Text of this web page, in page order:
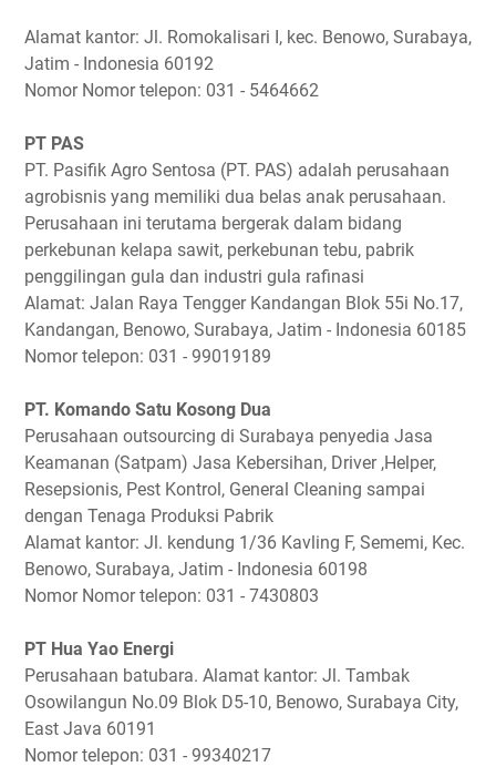
Alamat kantor: Jl. Romokalisari I, kec. Benowo, Surabaya,
Jatim - Indonesia 60192
Nomor Nomor telepon: 031 - 5464662
PT PAS
PT. Pasifik Agro Sentosa (PT. PAS) adalah perusahaan
agrobisnis yang memiliki dua belas anak perusahaan.
Perusahaan ini terutama bergerak dalam bidang
perkebunan kelapa sawit, perkebunan tebu, pabrik
penggilingan gula dan industri gula rafinasi
Alamat: Jalan Raya Tengger Kandangan Blok 55i No.17,
Kandangan, Benowo, Surabaya, Jatim - Indonesia 60185
Nomor telepon: 031 - 99019189
PT. Komando Satu Kosong Dua
Perusahaan outsourcing di Surabaya penyedia Jasa
Keamanan (Satpam) Jasa Kebersihan, Driver ,Helper,
Resepsionis, Pest Kontrol, General Cleaning sampai
dengan Tenaga Produksi Pabrik
Alamat kantor: Jl. kendung 1/36 Kavling F, Sememi, Kec.
Benowo, Surabaya, Jatim - Indonesia 60198
Nomor Nomor telepon: 031 - 7430803
PT Hua Yao Energi
Perusahaan batubara. Alamat kantor: Jl. Tambak
Osowilangun No.09 Blok D5-10, Benowo, Surabaya City,
East Java 60191
Nomor telepon: 031 - 99340217